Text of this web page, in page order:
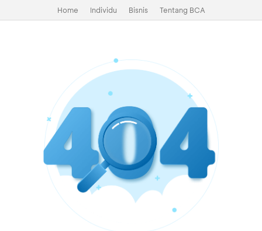
Home Individu Bisnis Tentang BCA